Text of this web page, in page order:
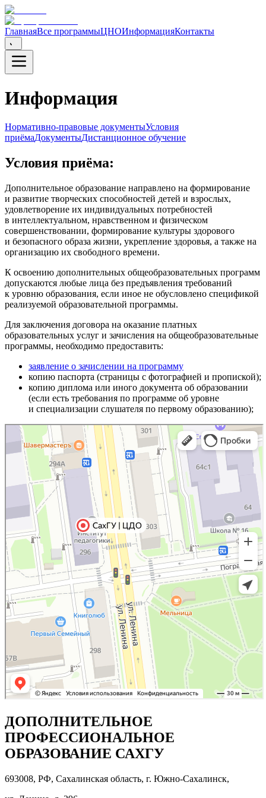
ГлавнаяВсе программыЦНОИнформацияКонтакты
Информация
Нормативно-правовые документыУсловия
приёмаДокументыДистанционное обучение
Условия приёма:
Дополнительное образование направлено на формирование
и развитие творческих способностей детей и взрослых,
удовлетворение их индивидуальных потребностей
в интеллектуальном, нравственном и физическом
совершенствовании, формирование культуры здорового
и безопасного образа жизни, укрепление здоровья, а также на
организацию их свободного времени.
К освоению дополнительных общеобразовательных программ
допускаются любые лица без предъявления требований
к уровню образования, если иное не обусловлено спецификой
реализуемой образовательной программы.
Для заключения договора на оказание платных
образовательных услуг и зачисления на общеобразовательные
программы, необходимо предоставить:
заявление о зачислении на программу
копию паспорта (страницы с фотографией и пропиской);
копию диплома или иного документа об образовании
(если есть требования по программе об уровне
и специализации слушателя по первому образованию);
ДОПОЛНИТЕЛЬНОЕ
ПРОФЕССИОНАЛЬНОЕ
ОБРАЗОВАНИЕ САХГУ
693008, РФ, Сахалинская область, г. Южно-Сахалинск,